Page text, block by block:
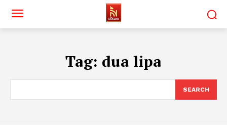
Tag: dua lipa
SEARCH